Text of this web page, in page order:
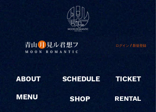
ログイン / 新規登録
ABOUT
MENU
SCHEDULE
SHOP
TICKET
RENTAL